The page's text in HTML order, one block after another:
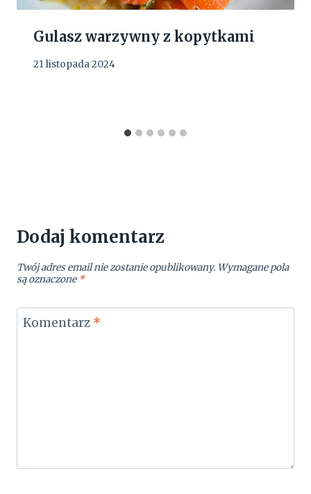
Gulasz warzywny z kopytkami
21 listopada 2024
Dodaj komentarz
Twój adres email nie zostanie opublikowany. Wymagane pola
są oznaczone *
Komentarz *